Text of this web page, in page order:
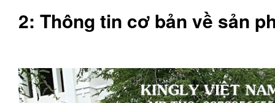
2: Thông tin cơ bản về sản